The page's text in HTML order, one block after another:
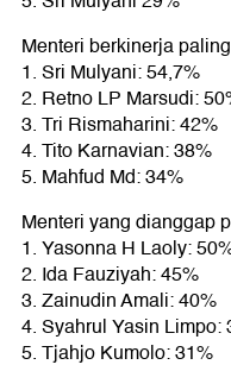
Menteri berkinerja
1. Sri Mulyani: 54,7%
2. Retno LP Marsudi:
3. Tri Rismaharini: 42%
4. Tito Karnavian: 38%
5. Mahfud Md: 34%
Menteri yang dianggap
1. Yasonna H Laoly:
2. Ida Fauziyah: 45%
3. Zainudin Amali: 40%
4. Syahrul Yasin Limpo:
5. Tjahjo Kumolo: 31%